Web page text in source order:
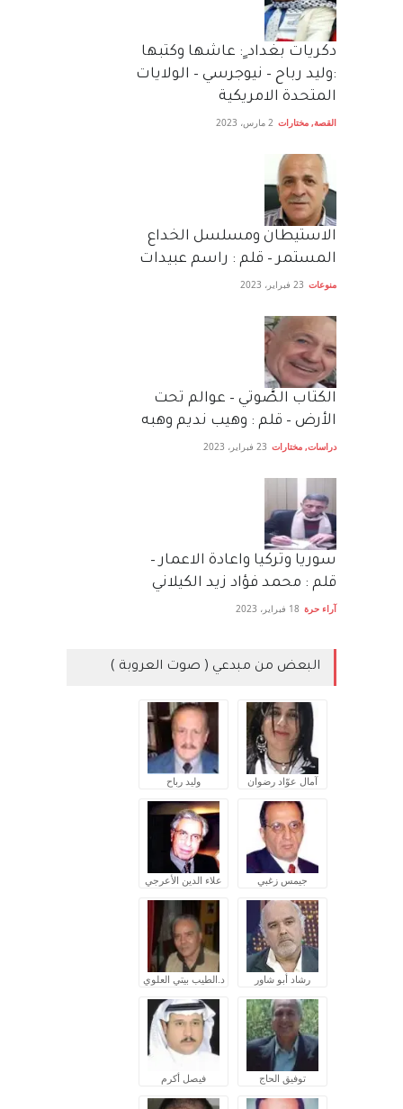
دكريات بغداد ٍ: عاشها وكتبها
:وليد رباح – نيوجرسي – الولايات
المتحدة الامريكية
القصة, مختارات 2 مارس، 2023
الاستيطان ومسلسل الخداع
المستمر – قلم : راسم عبيدات
منوعات 23 فبراير، 2023
الكتاب الصَّوتي – عوالم تحت
الأرض – قلم : وهيب نديم وهبه
دراسات, مختارات 23 فبراير، 2023
سوريا وتركيا واعادة الاعمار –
قلم : محمد فؤاد زيد الكيلاني
آراء حرة 18 فبراير، 2023
البعض من مبدعي ( صوت العروبة )
آمال عوّاد رضوان وليد رباح
جيمس زغبي علاء الدين الأعرجي
رشاد أبو شاور د.الطيب بيتي العلوي
توفيق الحاج فيصل أكرم